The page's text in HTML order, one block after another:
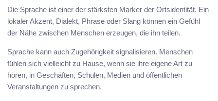
Die Sprache ist einer der stärksten Marker der Ortsidentität. Ein
lokaler Akzent, Dialekt, Phrase oder Slang können ein Gefühl
der Nähe zwischen Menschen erzeugen, die ihn teilen.
Sprache kann auch Zugehörigkeit signalisieren. Menschen
fühlen sich vielleicht zu Hause, wenn sie ihre eigene Art zu
hören, in Geschäften, Schulen, Medien und öffentlichen
Veranstaltungen zu sprechen.